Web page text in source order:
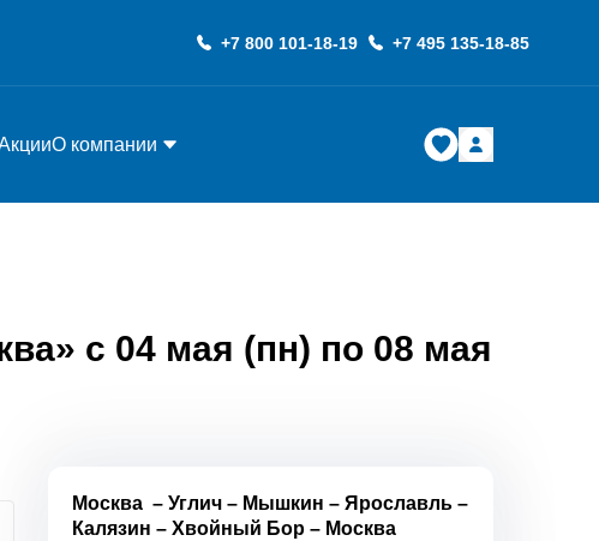
+7 800 101-18-19 +7 495 135-18-85
О компании
с 04 мая (пн) по 08 мая
Москва –Углич – Мышкин –Ярославль –
Калязин –Хвойный Бор – Москва